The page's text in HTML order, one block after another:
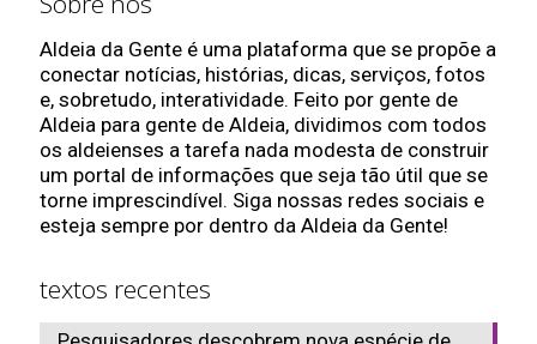
Aldeia da Gente é uma plataforma que se propõe a
conectar notícias, histórias, dicas, serviços, fotos
e, sobretudo, interatividade. Feito por gente de
Aldeia para gente de Aldeia, dividimos com todos
os aldeienses a tarefa nada modesta de construir
um portal de informações que seja tão útil que se
torne imprescindível. Siga nossas redes sociais e
esteja sempre por dentro da Aldeia da Gente!
textos recentes